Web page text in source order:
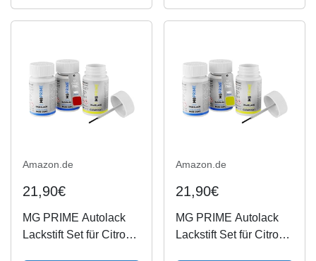
50ml
Amazon.de
21,90€
MG PRIME Autolack
Lackstift Set für Citroen
Amazon.de
21,90€
MG PRIME Autolack
Lackstift Set für Citroen